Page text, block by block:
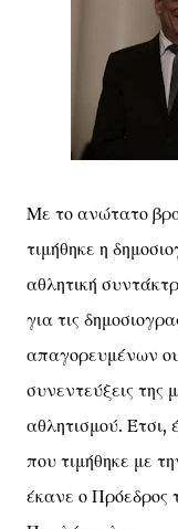
Με το ανώτατο
τιμήθηκε η
αθλητική
για τις
απαγορευμένων
συνεντεύξεις της
αθλητισμού. Έτσι,
που τιμήθηκε με
έκανε ο Πρόεδρος